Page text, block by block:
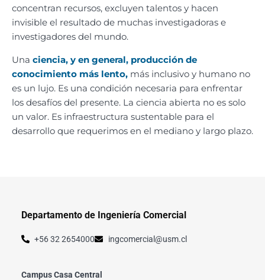
concentran recursos, excluyen talentos y hacen
invisible el resultado de muchas investigadoras e
investigadores del mundo.
Una ciencia, y en general, producción de
conocimiento más lento, más inclusivo y humano no
es un lujo. Es una condición necesaria para enfrentar
los desafíos del presente. La ciencia abierta no es solo
un valor. Es infraestructura sustentable para el
desarrollo que requerimos en el mediano y largo plazo.
Departamento de Ingeniería Comercial
+56 32 2654000 ingcomercial@usm.cl
Campus Casa Central